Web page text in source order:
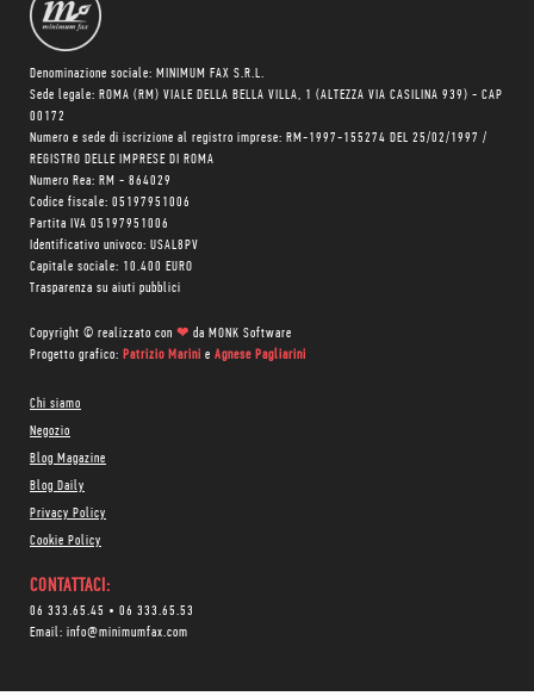
Denominazione sociale: MINIMUM FAX S.R.L.
Sede legale: ROMA (RM) VIALE DELLA BELLA VILLA, 1 (ALTEZZA VIA CASILINA 939) - CAP
00172
Numero e sede di iscrizione al registro imprese: RM-1997-155274 DEL 25/02/1997 /
REGISTRO DELLE IMPRESE DI ROMA
Numero Rea: RM - 864029
Codice fiscale: 05197951006
Partita IVA 05197951006
Identificativo univoco: USAL8PV
Capitale sociale: 10.400 EURO
Trasparenza su aiuti pubblici
Copyright © realizzato con ❤ da MONK Software
Progetto grafico: Patrizio Marini e Agnese Pagliarini
Chi siamo
Negozio
Blog Magazine
Blog Daily
Privacy Policy
Cookie Policy
CONTATTACI:
06 333.65.45 • 06 333.65.53
Email: info@minimumfax.com